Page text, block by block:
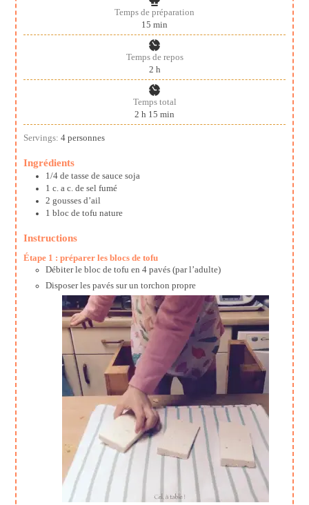
Temps de préparation
15 minutes
min
Temps de repos
2heures
h
Temps total
2 heures
h 15 minutes
min
Servings:4 personnes
Ingrédients
1/4 de tasse de sauce soja
1 c. a c. de sel fumé
2 gousses d’ail
1 bloc de tofu nature
Instructions
Étape 1 : préparer les blocs de tofu
Débiter le bloc de tofu en 4 pavés (par l’adulte)
Disposer les pavés sur un torchon propre